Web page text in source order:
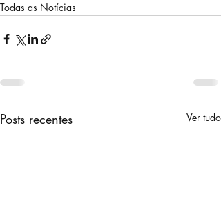
Todas as Notícias
Posts recentes Ver tudo